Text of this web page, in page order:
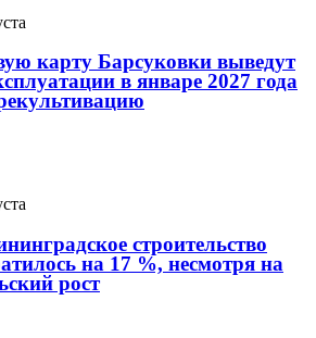
карту Барсуковки выведут
в январе 2027 года
строительство
на 17 %, несмотря на
рост